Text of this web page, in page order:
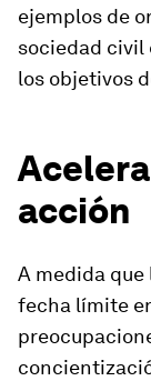
ejemplos de
sociedad civil
los objetivos
acción
A medida que
fecha límite